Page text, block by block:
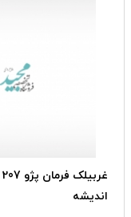
اندیشه